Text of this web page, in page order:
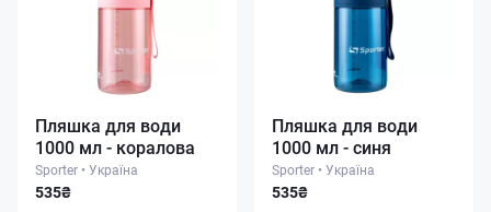
Пляшка для води
1000 мл - коралова
Sporter • Україна
535₴
Пляшка для води
1000 мл - синя
Sporter • Україна
535₴